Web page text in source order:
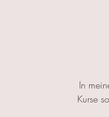
In
Kurse